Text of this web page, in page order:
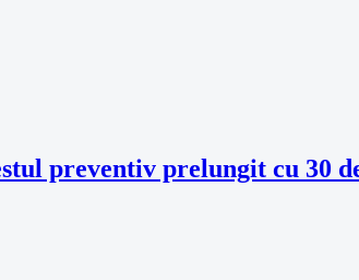
preventiv prelungit cu 30